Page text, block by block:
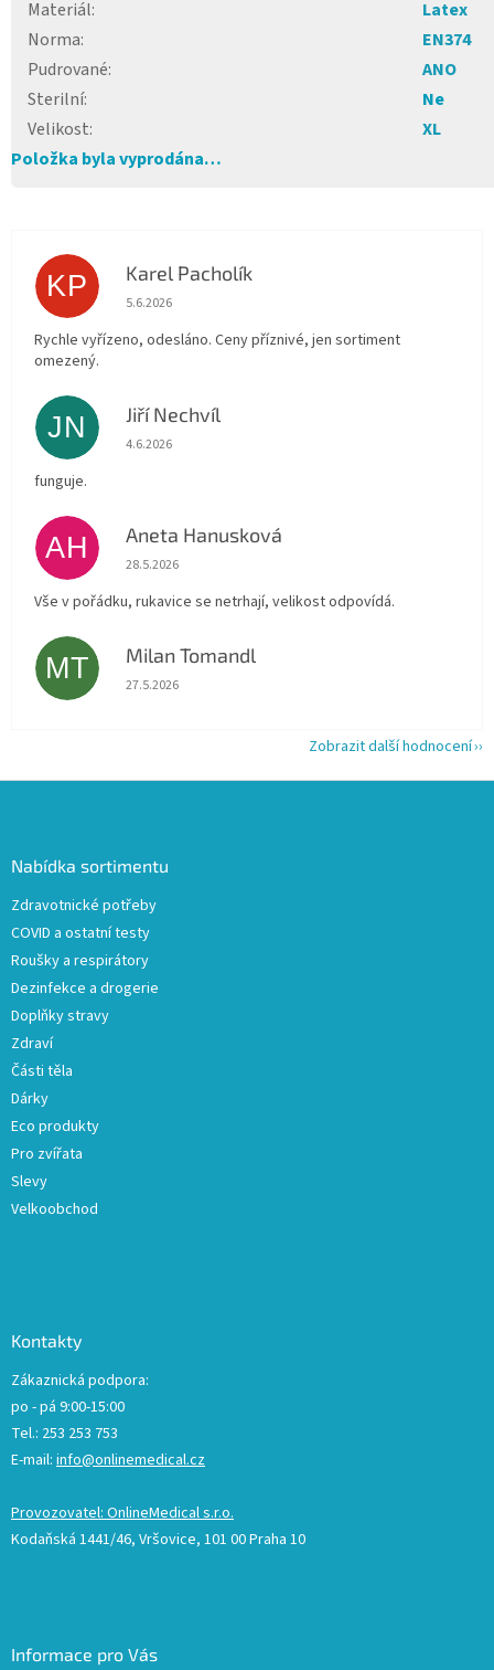
Materiál:
Latex
Norma:
EN374
Pudrované:
ANO
Sterilní:
Ne
Velikost:
XL
Položka byla vyprodána…
KP Karel Pacholík
Hodnocení obchodu je 4 z 5 hvězdiček.
5.6.2026
Rychle vyřízeno, odesláno. Ceny příznivé, jen sortiment
omezený.
JN Jiří Nechvíl
Hodnocení obchodu je 5 z 5 hvězdiček.
4.6.2026
funguje.
AH Aneta Hanusková
Hodnocení obchodu je 5 z 5 hvězdiček.
28.5.2026
Vše v pořádku, rukavice se netrhají, velikost odpovídá.
MT Milan Tomandl
Hodnocení obchodu je 5 z 5 hvězdiček.
27.5.2026
Zobrazit další hodnocení
Nabídka sortimentu
Zdravotnické potřeby
COVID a ostatní testy
Roušky a respirátory
Dezinfekce a drogerie
Doplňky stravy
Zdraví
Části těla
Dárky
Eco produkty
Pro zvířata
Slevy
Velkoobchod
Kontakty
Zákaznická podpora:
po - pá 9:00-15:00
Tel.: 253 253 753
E-mail: info@onlinemedical.cz
Provozovatel: OnlineMedical s.r.o.
Kodaňská 1441/46, Vršovice, 101 00 Praha 10
Informace pro Vás